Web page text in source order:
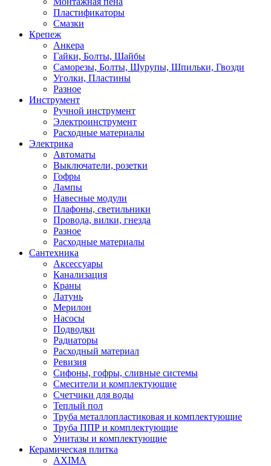
Пластификаторы
Смазки
Крепеж
Анкера
Гайки, Болты, Шайбы
Саморезы, Болты, Шурупы, Шпильки, Гвозди
Уголки, Пластины
Разное
Инструмент
Ручной инструмент
Электроинструмент
Расходные материалы
Электрика
Автоматы
Выключатели, розетки
Гофры
Лампы
Навесные модули
Плафоны, светильники
Провода, вилки, гнезда
Разное
Расходные материалы
Сантехника
Аксессуары
Канализация
Краны
Латунь
Мерилон
Насосы
Подводки
Радиаторы
Расходный материал
Ревизия
Сифоны, гофры, сливные системы
Смесители и комплектующие
Счетчики для воды
Теплый пол
Труба металлопластиковая и комплектующие
Труба ППР и комплектующие
Унитазы и комплектующие
Керамическая плитка
AXIMA